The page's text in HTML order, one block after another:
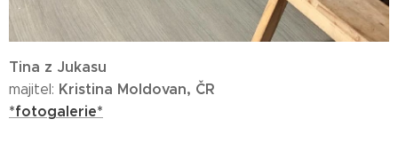
Tina z Jukasu
majitel: Kristina Moldovan, ČR
*fotogalerie*